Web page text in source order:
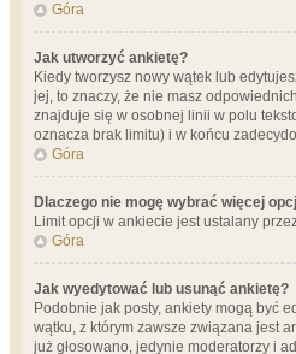
Góra
Jak utworzyć ankietę?
Kiedy tworzysz nowy wątek lub
jej, to znaczy, że nie masz
znajduje się w osobnej linii w polu
oznacza brak limitu) i w końcu
Góra
Dlaczego nie mogę wybrać więcej
Limit opcji w ankiecie jest ustalany
Góra
Jak wyedytować lub usunąć ankietę?
Podobnie jak posty, ankiety mogą być
wątku, z którym zawsze związana jest
już głosowano, jedynie moderatorzy i